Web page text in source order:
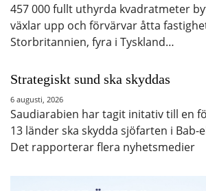
457 000 fullt uthyrda kvadratmeter
växlar upp och förvärvar åtta
Storbritannien, fyra i Tyskland…
Strategiskt sund ska skyddas
6 augusti, 2026
Saudiarabien har tagit initativ till en
13 länder ska skydda sjöfarten i Bab-
Det rapporterar flera nyhetsmedier